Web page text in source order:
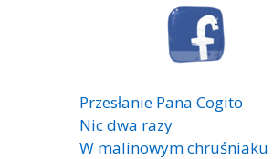
Przesłanie Pana Cogito
Nic dwa razy
W malinowym chruśniaku